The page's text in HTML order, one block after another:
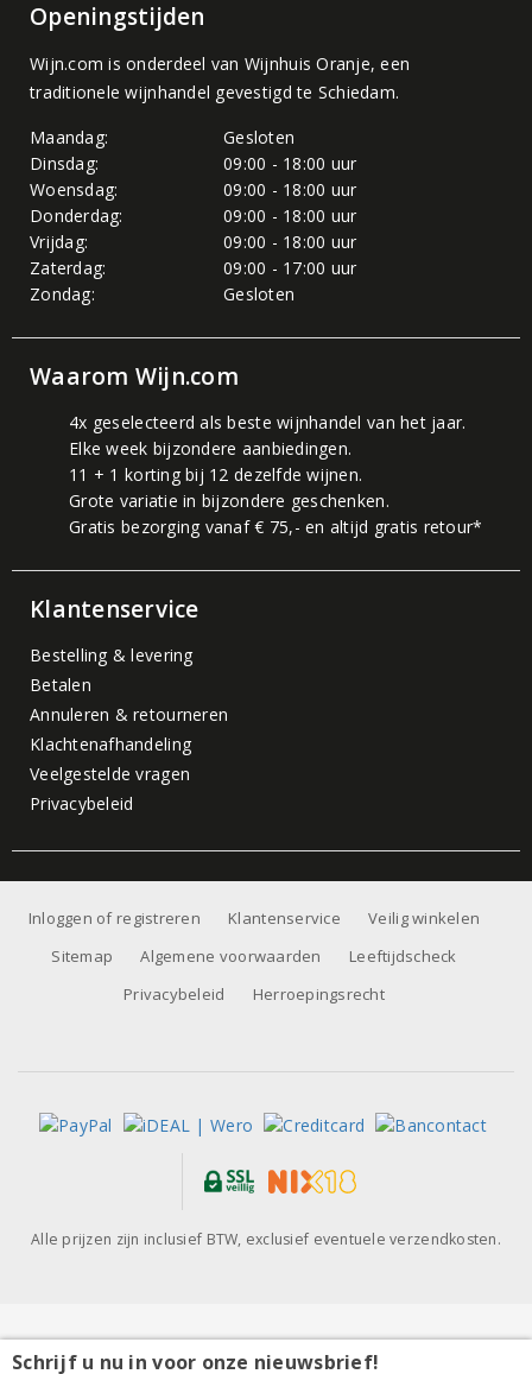
Pontificis Pays d'Oc Chardonnay-Viognier 2024
Openingstijden
Wijn.com is onderdeel van Wijnhuis Oranje, een
traditionele wijnhandel gevestigd te Schiedam.
Maandag:
Gesloten
Dinsdag:
09:00 - 18:00 uur
Woensdag:
09:00 - 18:00 uur
Donderdag:
09:00 - 18:00 uur
Vrijdag:
09:00 - 18:00 uur
Zaterdag:
09:00 - 17:00 uur
Zondag:
Gesloten
Waarom Wijn.com
4x geselecteerd als beste wijnhandel van het jaar.
Elke week bijzondere aanbiedingen.
11 + 1 korting bij 12 dezelfde wijnen.
Grote variatie in bijzondere geschenken.
Gratis bezorging vanaf € 75,- en altijd gratis retour*
Klantenservice
Bestelling & levering
Betalen
Annuleren & retourneren
Klachtenafhandeling
Veelgestelde vragen
Privacybeleid
Inloggen of registreren Klantenservice
Veilig winkelen
Sitemap
Algemene voorwaarden
Leeftijdscheck
Privacybeleid
Herroepingsrecht
Alle prijzen zijn inclusief BTW, exclusief eventuele verzendkosten.
Schrijf u nu in voor onze nieuwsbrief!